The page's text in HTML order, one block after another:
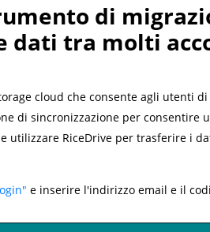
di
dati tra molti
cloud che consente agli utenti
di sincronizzazione per consentire
utilizzare RiceDrive per trasferire i
e inserire l'indirizzo email e il